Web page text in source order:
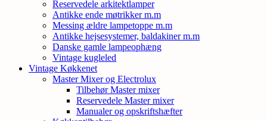
Reservedele arkitektlamper
Antikke ende møtrikker m.m
Messing ældre lampetoppe m.m
Antikke hejsesystemer, baldakiner m.m
Danske gamle lampeophæng
Vintage kugleled
Vintage Køkkenet
Master Mixer og Electrolux
Tilbehør Master mixer
Reservedele Master mixer
Manualer og opskriftshæfter